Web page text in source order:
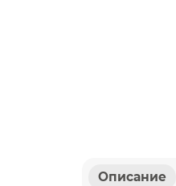
Описание